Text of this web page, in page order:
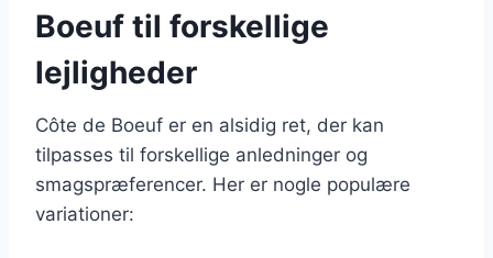
Boeuf til forskellige
lejligheder
Côte de Boeuf er en alsidig ret, der kan
tilpasses til forskellige anledninger og
smagspræferencer. Her er nogle populære
variationer: